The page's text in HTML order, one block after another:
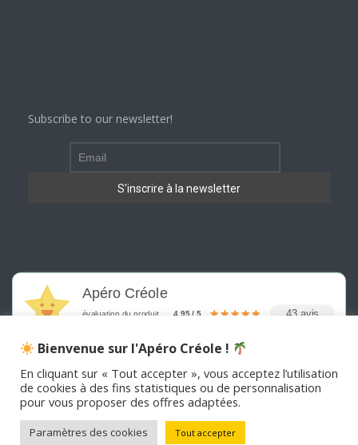
Subscribe to our newsletter!
Apéro Créole
évaluation du produit 4.95 / 5 43 avis
©2026 APERO CREOLE . Tous les droits sont réservés
Bienvenue sur l'Apéro Créole !
En cliquant sur « Tout accepter », vous acceptez l’utilisation
de cookies à des fins statistiques ou de personnalisation
pour vous proposer des offres adaptées.
Paramètres des cookies Tout accepter